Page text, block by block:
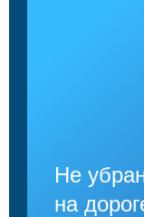
Не
на